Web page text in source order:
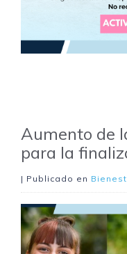
Aumento de
para la
| Publicado en